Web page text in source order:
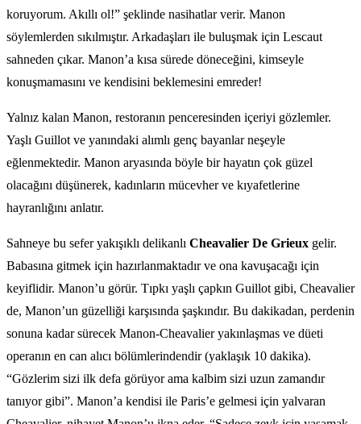
koruyorum. Akıllı ol!” şeklinde nasihatlar verir. Manon
söylemlerden sıkılmıştır. Arkadaşları ile buluşmak için Lescaut
sahneden çıkar. Manon’a kısa sürede döneceğini, kimseyle
konuşmamasını ve kendisini beklemesini emreder!
Yalnız kalan Manon, restoranın penceresinden içeriyi gözlemler.
Yaşlı Guillot ve yanındaki alımlı genç bayanlar neşeyle
eğlenmektedir. Manon aryasında böyle bir hayatın çok güzel
olacağını düşünerek, kadınların mücevher ve kıyafetlerine
hayranlığını anlatır.
Sahneye bu sefer yakışıklı delikanlı Cheavalier De Grieux gelir.
Babasına gitmek için hazırlanmaktadır ve ona kavuşacağı için
keyiflidir. Manon’u görür. Tıpkı yaşlı çapkın Guillot gibi, Cheavalier
de, Manon’un güzelliği karşısında şaşkındır. Bu dakikadan, perdenin
sonuna kadar sürecek Manon-Cheavalier yakınlaşmas ve düeti
operanın en can alıcı bölümlerindendir (yaklaşık 10 dakika).
“Gözlerim sizi ilk defa görüyor ama kalbim sizi uzun zamandır
tanıyor gibi”. Manon’a kendisi ile Paris’e gelmesi için yalvaran